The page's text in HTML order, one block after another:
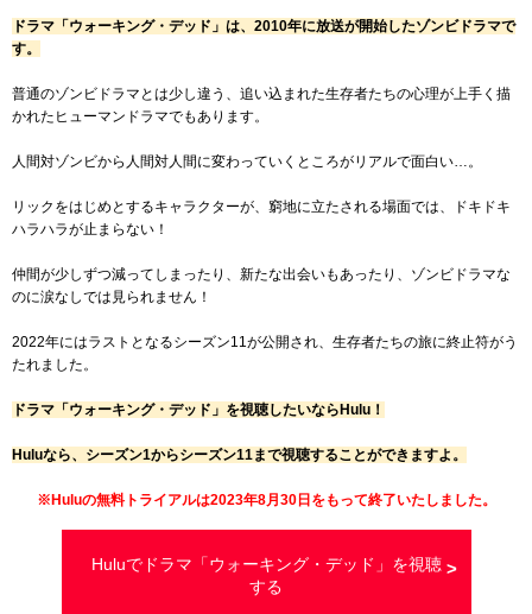
ドラマ「ウォーキング・デッド」は、2010年に放送が開始したゾンビドラマで
す。
普通のゾンビドラマとは少し違う、追い込まれた生存者たちの心理が上手く描
かれたヒューマンドラマでもあります。
人間対ゾンビから人間対人間に変わっていくところがリアルで面白い…。
リックをはじめとするキャラクターが、窮地に立たされる場面では、ドキドキ
ハラハラが止まらない！
仲間が少しずつ減ってしまったり、新たな出会いもあったり、ゾンビドラマな
のに涙なしでは見られません！
2022年にはラストとなるシーズン11が公開され、生存者たちの旅に終止符がう
たれました。
ドラマ「ウォーキング・デッド」を視聴したいならHulu！
Huluなら、シーズン1からシーズン11まで視聴することができますよ。
※Huluの無料トライアルは2023年8月30日をもって終了いたしました。
Huluでドラマ「ウォーキング・デッド」を視聴
する